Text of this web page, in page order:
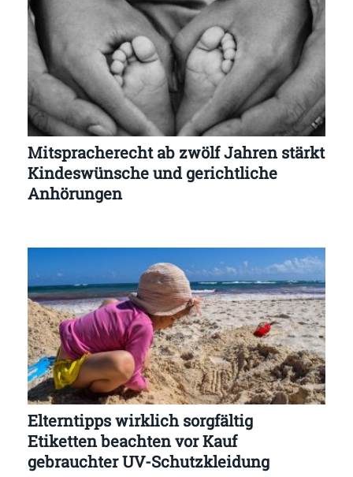
Mitspracherecht ab zwölf Jahren stärkt
Kindeswünsche und gerichtliche
Anhörungen
Elterntipps wirklich sorgfältig
Etiketten beachten vor Kauf
gebrauchter UV-Schutzkleidung